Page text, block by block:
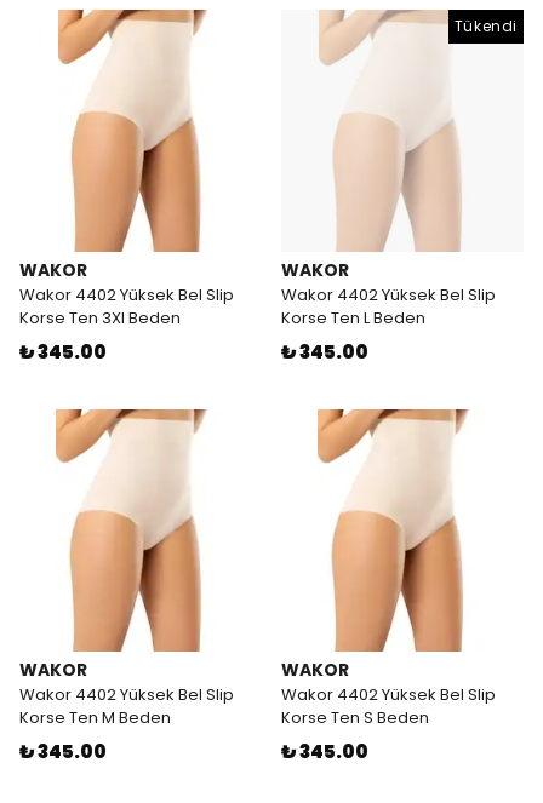
WAKOR
Wakor 4402 Yüksek Bel Slip
Korse Ten 3Xl Beden
₺ 345.00
Tükendi
WAKOR
Wakor 4402 Yüksek Bel Slip
Korse Ten L Beden
₺ 345.00
WAKOR
Wakor 4402 Yüksek Bel Slip
Korse Ten M Beden
₺ 345.00
WAKOR
Wakor 4402 Yüksek Bel Slip
Korse Ten S Beden
₺ 345.00